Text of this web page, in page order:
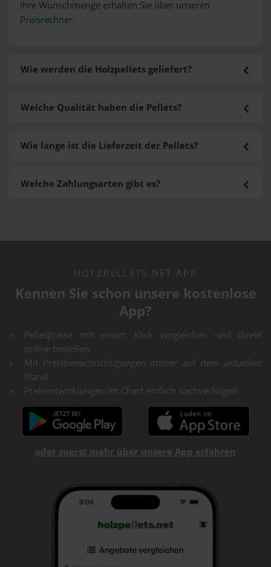
Ihre Wunschmenge erhalten Sie über unseren
Preisrechner.
Wie werden die Holzpellets geliefert?
Welche Zahlungsarten gibt es?
Welche Qualität haben die Pellets?
Wie lange ist die Lieferzeit der Pellets?
HOLZPELLETS.NET APP
Kennen Sie schon unsere kostenlose
App?
Pelletpreise mit einem Klick vergleichen und direkt
online bestellen
Mit Preisbenachrichtigungen immer auf dem aktuellen
Stand
Preisentwicklungen im Chart einfach nachverfolgen
oder zuerst mehr über unsere App erfahren